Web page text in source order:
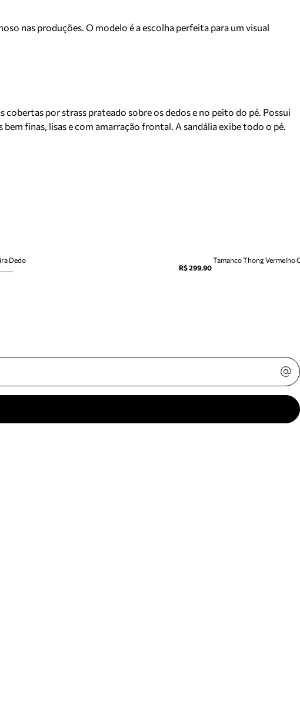
nas produções. O modelo é a escolha perfeita para um visual
por strass prateado sobre os dedos e no peito do pé. Possui
finas, lisas e com amarração frontal. A sandália exibe todo o pé.
Dedo
R$ 299,90
Tamanco Thong Vermelho